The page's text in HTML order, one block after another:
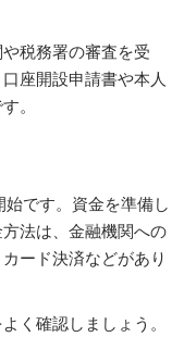
税務署の審査を受
座開設申請書や本人
。
です。資金を準備し
法は、金融機関への
ード決済などがあり
く確認しましょう。